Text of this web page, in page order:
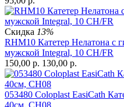
Скидка 13%
RHM10 Катетер Нелатона с
мужской Integral, 10 CH/FR
150,00 р. 130,00 р.
053480 Coloplast EasiCath